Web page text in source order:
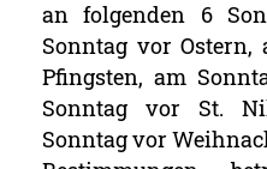
anfolgenden 6
Sonntag vorOstern,
Pfingsten, am
Sonntag vor St.
Sonntagvor